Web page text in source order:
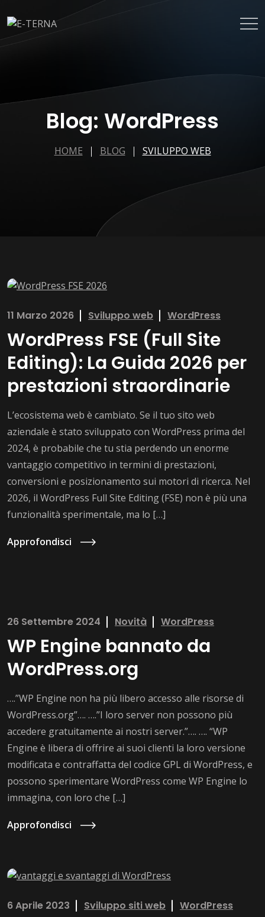
Blog: WordPress
HOME BLOG SVILUPPO WEB
11 Marzo 2026 Sviluppo web WordPress
WordPress FSE (Full Site
Editing): La Guida 2026 per
prestazioni straordinarie
L’ecosistema web è cambiato. Se il tuo sito web
aziendale è stato sviluppato con WordPress prima del
2024, è probabile che tu stia perdendo un enorme
vantaggio competitivo in termini di prestazioni,
conversioni e posizionamento sui motori di ricerca. Nel
2026, il WordPress Full Site Editing (FSE) non è più una
funzionalità sperimentale, ma lo […]
Approfondisci
26 Settembre 2024 Novità WordPress
WP Engine bannato da
WordPress.org
….”WP Engine non ha più libero accesso alle risorse di
WordPress.org”…. ….”I loro server non possono più
accedere gratuitamente ai nostri server.”…. …. “WP
Engine è libera di offrire ai suoi clienti la loro versione
modificata e contraffatta del codice GPL di WordPress, e
possono sperimentare WordPress come WP Engine lo
immagina, con loro che […]
Approfondisci
6 Aprile 2023 Sviluppo siti web WordPress